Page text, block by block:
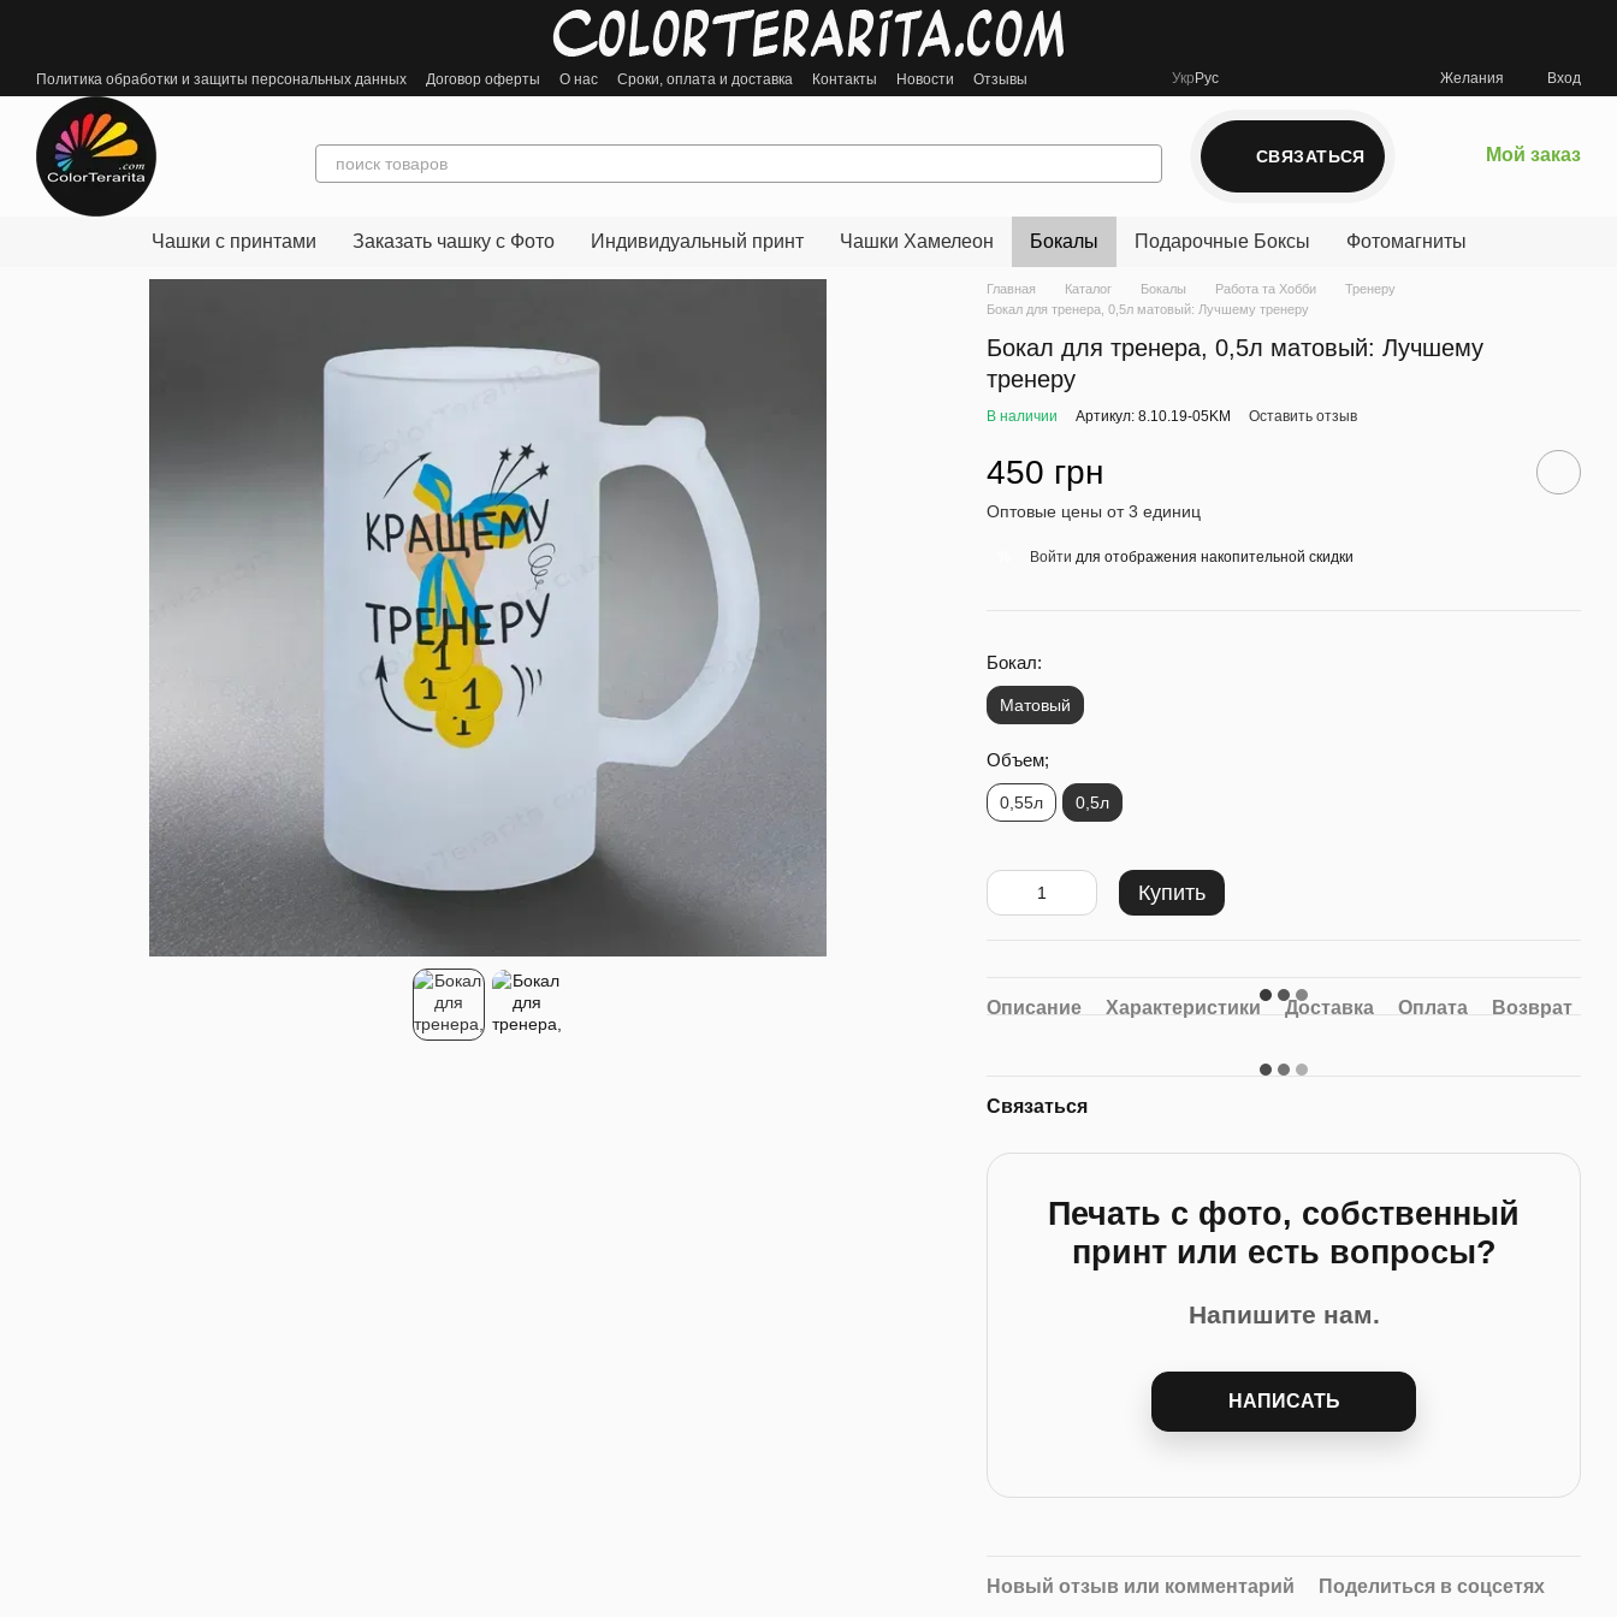
Политика обработки и защиты персональных данных Договор оферты О нас Сроки, оплата и доставка Контакты Новости Отзывы Укр Рус Желания Вход
СВЯЗАТЬСЯ Мой заказ
Чашки с принтами Заказать чашку с Фото Индивидуальный принт Чашки Хамелеон Бокалы Подарочные Боксы Фотомагниты
Главная Каталог Бокалы Работа та Хобби
Тренеру
Бокал для тренера, 0,5л матовый: Лучшему тренеру
Бокал для тренера, 0,5л матовый: Лучшему
тренеру
В наличии Артикул: 8.10.19-05KM Оставить отзыв
450 грн
Оптовые цены от 3 единиц
Войти для отображения накопительной скидки
Бокал:
Матовый
Объем;
0,55л 0,5л
Купить
Описание Характеристики Доставка Оплата Возврат
Связаться
Печать с фото, собственный
принт или есть вопросы?
Напишите нам.
НАПИСАТЬ
Новый отзыв или комментарий Поделиться в соцсетях